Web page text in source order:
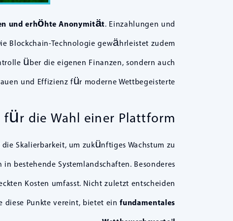
und erhöhte Anonymität. Einzahlungen und
Blockchain-Technologie gewährleistet zudem
über die eigenen Finanzen, sondern auch
und Effizienz für moderne Wettbegeisterte.
die Wahl einer Plattform
Skalierbarkeit, um zukünftiges Wachstum zu
bestehende Systemlandschaften. Besonderes
Kosten umfasst. Nicht zuletzt entscheiden
diese Punkte vereint, bietet einfundamentales